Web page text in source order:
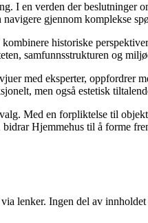
en verden der beslutninger
gjennom komplekse
historiske
samfunnsstrukturen og
med eksperter, oppfordrer
men også estetisk
Med en forpliktelse til
Hjemmehus til å forme
lenker. Ingen del av